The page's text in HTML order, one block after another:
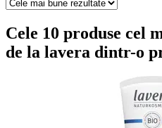
Cele 10 produse cel
de la lavera dintr-o